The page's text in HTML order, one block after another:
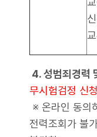
4. 성범죄경력
무시험검정 신
※ 온라인 동의
전력조회가 불